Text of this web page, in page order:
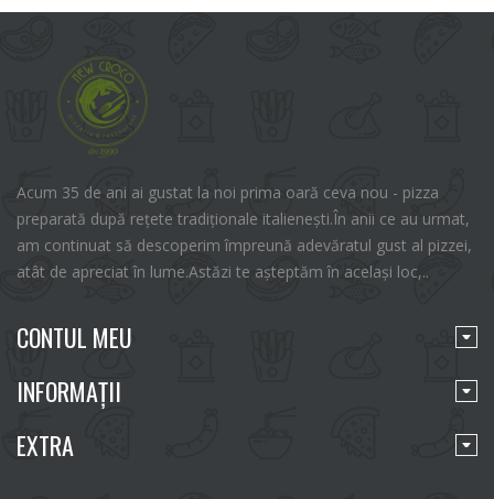
Acum 35 de ani ai gustat la noi prima oară ceva nou - pizza
preparată după rețete tradiționale italienești.În anii ce au urmat,
am continuat să descoperim împreună adevăratul gust al pizzei,
atât de apreciat în lume.Astăzi te așteptăm în același loc,..
CONTUL MEU
INFORMAŢII
EXTRA